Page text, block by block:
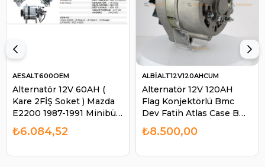
Alternatör 12V 60AH (
Kare 2FİŞ Soket ) Mazda
E2200 1987-1991 Minibüs
Ym Kia Besta Mazda
E2200 ALT600 | AES
AESALT600OEM
₺6.084,52
Alternatör 12V 120AH
Flag Konjektörlü Bmc
Dev Fatih Atlas Case Bmc
Profesyonel ALT340 |
ALBİ ALT12V120AHCUM
ALBİALT12V120AHCUM
₺8.500,00